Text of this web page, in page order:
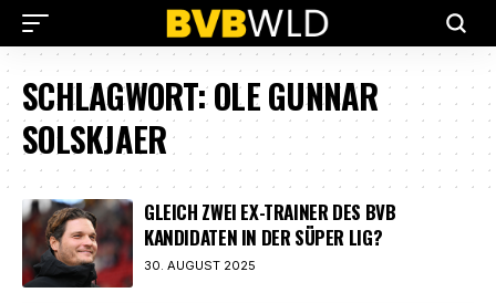
SCHLAGWORT:OLE GUNNAR
SOLSKJAER
GLEICH ZWEI EX-TRAINER DES BVB
KANDIDATEN IN DER SÜPER LIG?
30. AUGUST 2025